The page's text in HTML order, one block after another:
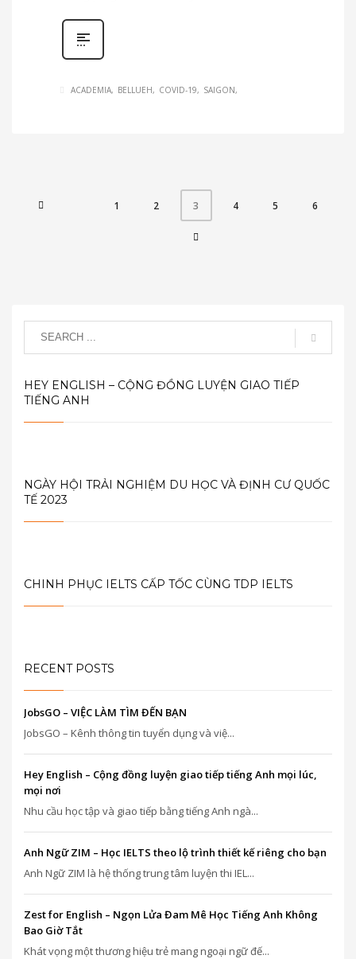
ACADEMIA BELLUEH COVID-19 SAIGON
1 2 3 4 5 6
HEY ENGLISH – CỘNG ĐỒNG LUYỆN GIAO TIẾP
TIẾNG ANH
NGÀY HỘI TRẢI NGHIỆM DU HỌC VÀ ĐỊNH CƯ QUỐC
TẾ 2023
CHINH PHỤC IELTS CẤP TỐC CÙNG TDP IELTS
RECENT POSTS
JobsGO – VIỆC LÀM TÌM ĐẾN BẠN
JobsGO – Kênh thông tin tuyển dụng và việ...
Hey English – Cộng đồng luyện giao tiếp tiếng Anh mọi lúc,
mọi nơi
Nhu cầu học tập và giao tiếp bằng tiếng Anh ngà...
Anh Ngữ ZIM – Học IELTS theo lộ trình thiết kế riêng cho bạn
Anh Ngữ ZIM là hệ thống trung tâm luyện thi IEL...
Zest for English – Ngọn Lửa Đam Mê Học Tiếng Anh Không
Bao Giờ Tắt
Khát vọng một thương hiệu trẻ mang ngoại ngữ đế...